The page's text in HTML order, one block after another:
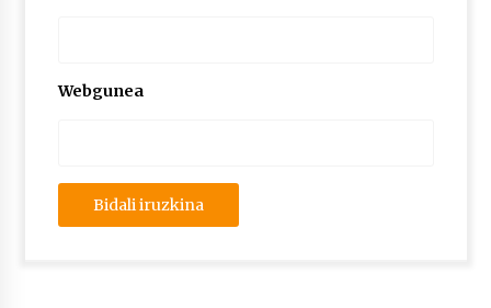
Webgunea